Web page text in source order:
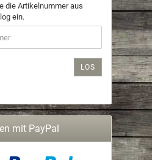
die Artikelnummer aus
ein.
LOS
mit PayPal